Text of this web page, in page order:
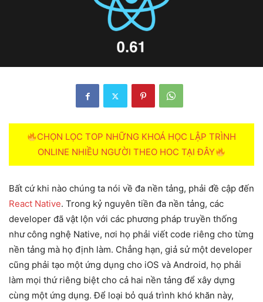
CHỌN LỌC TOP NHỮNG KHOÁ HỌC LẬP TRÌNH
ONLINE NHIỀU NGƯỜI THEO HOC TẠI ĐÂY
Bất cứ khi nào chúng ta nói về đa nền tảng, phải đề cập đến
React Native. Trong kỷ nguyên tiền đa nền tảng, các
developer đã vật lộn với các phương pháp truyền thống
như công nghệ Native, nơi họ phải viết code riêng cho từng
nền tảng mà họ định làm. Chẳng hạn, giả sử một developer
cũng phải tạo một ứng dụng cho iOS và Android, họ phải
làm mọi thứ riêng biệt cho cả hai nền tảng để xây dựng
cùng một ứng dụng. Để loại bỏ quá trình khó khăn này,